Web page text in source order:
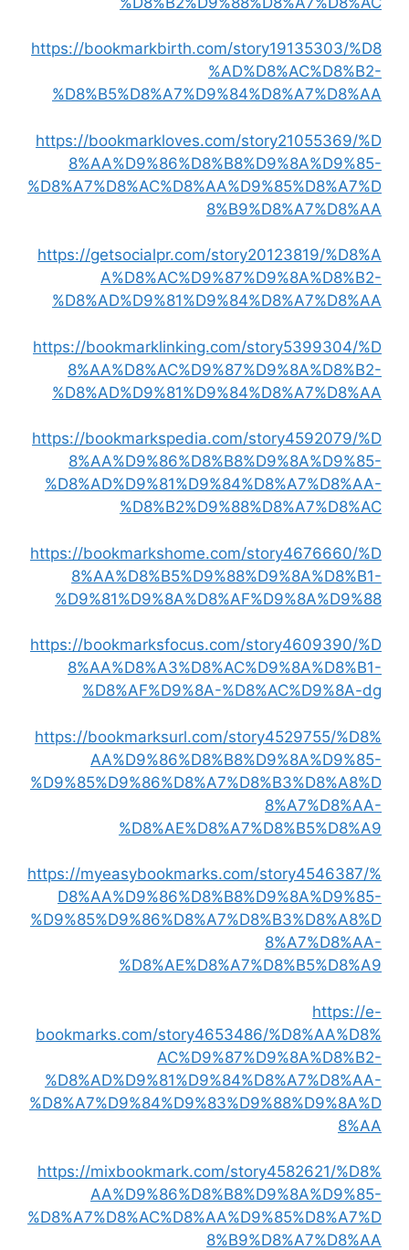
https://bookmarkbirth.com/story19135303/%D8
%AD%D8%AC%D8%B2-
%D8%B5%D8%A7%D9%84%D8%A7%D8%AA
https://bookmarkloves.com/story21055369/%D
8%AA%D9%86%D8%B8%D9%8A%D9%85-
%D8%A7%D8%AC%D8%AA%D9%85%D8%A7%D
8%B9%D8%A7%D8%AA
https://getsocialpr.com/story20123819/%D8%A
A%D8%AC%D9%87%D9%8A%D8%B2-
%D8%AD%D9%81%D9%84%D8%A7%D8%AA
https://bookmarklinking.com/story5399304/%D
8%AA%D8%AC%D9%87%D9%8A%D8%B2-
%D8%AD%D9%81%D9%84%D8%A7%D8%AA
https://bookmarkspedia.com/story4592079/%D
8%AA%D9%86%D8%B8%D9%8A%D9%85-
%D8%AD%D9%81%D9%84%D8%A7%D8%AA-
%D8%B2%D9%88%D8%A7%D8%AC
https://bookmarkshome.com/story4676660/%D
8%AA%D8%B5%D9%88%D9%8A%D8%B1-
%D9%81%D9%8A%D8%AF%D9%8A%D9%88
https://bookmarksfocus.com/story4609390/%D
8%AA%D8%A3%D8%AC%D9%8A%D8%B1-
%D8%AF%D9%8A-%D8%AC%D9%8A-dg
https://bookmarksurl.com/story4529755/%D8%
AA%D9%86%D8%B8%D9%8A%D9%85-
%D9%85%D9%86%D8%A7%D8%B3%D8%A8%D
8%A7%D8%AA-
%D8%AE%D8%A7%D8%B5%D8%A9
https://myeasybookmarks.com/story4546387/%
D8%AA%D9%86%D8%B8%D9%8A%D9%85-
%D9%85%D9%86%D8%A7%D8%B3%D8%A8%D
8%A7%D8%AA-
%D8%AE%D8%A7%D8%B5%D8%A9
https://e-
bookmarks.com/story4653486/%D8%AA%D8%
AC%D9%87%D9%8A%D8%B2-
%D8%AD%D9%81%D9%84%D8%A7%D8%AA-
%D8%A7%D9%84%D9%83%D9%88%D9%8A%D
8%AA
https://mixbookmark.com/story4582621/%D8%
AA%D9%86%D8%B8%D9%8A%D9%85-
%D8%A7%D8%AC%D8%AA%D9%85%D8%A7%D
8%B9%D8%A7%D8%AA